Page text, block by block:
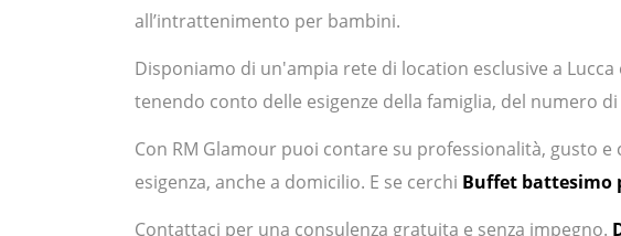
all’intrattenimento per bambini.
Disponiamo di un'ampia rete di location esclusive a
tenendo conto delle esigenze della famiglia, del numero
Con RM Glamour puoi contare su professionalità, gusto
esigenza, anche a domicilio. E se cerchi Buffet battesimo
Contattaci per una consulenza gratuita e senza impegno.